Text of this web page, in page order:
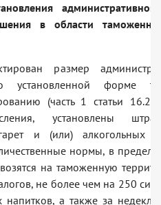
административной
в области
размер
установленной форме
(часть 1 статьи
установлены
и (или) алкогольных
нормы, в
на таможенную
не более чем на 250
напитков, а также за